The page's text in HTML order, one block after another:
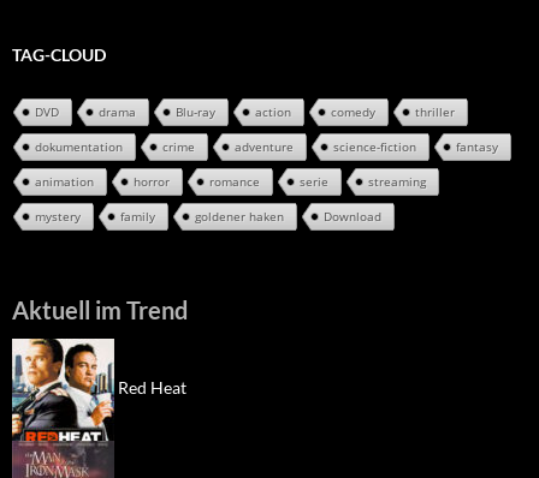
TAG-CLOUD
DVD drama Blu-ray action comedy thriller
dokumentation crime adventure science-fiction fantasy
animation horror romance serie streaming
mystery family goldener haken Download
Aktuell im Trend
Red Heat